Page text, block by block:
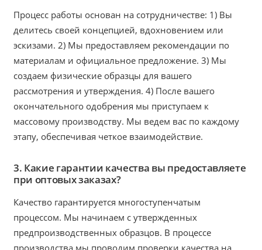
Процесс работы основан на сотрудничестве: 1) Вы
делитесь своей концепцией, вдохновением или
эскизами. 2) Мы предоставляем рекомендации по
материалам и официальное предложение. 3) Мы
создаем физические образцы для вашего
рассмотрения и утверждения. 4) После вашего
окончательного одобрения мы приступаем к
массовому производству. Мы ведем вас по каждому
этапу, обеспечивая четкое взаимодействие.
3. Какие гарантии качества вы предоставляете
при оптовых заказах?
Качество гарантируется многоступенчатым
процессом. Мы начинаем с утвержденных
предпроизводственных образцов. В процессе